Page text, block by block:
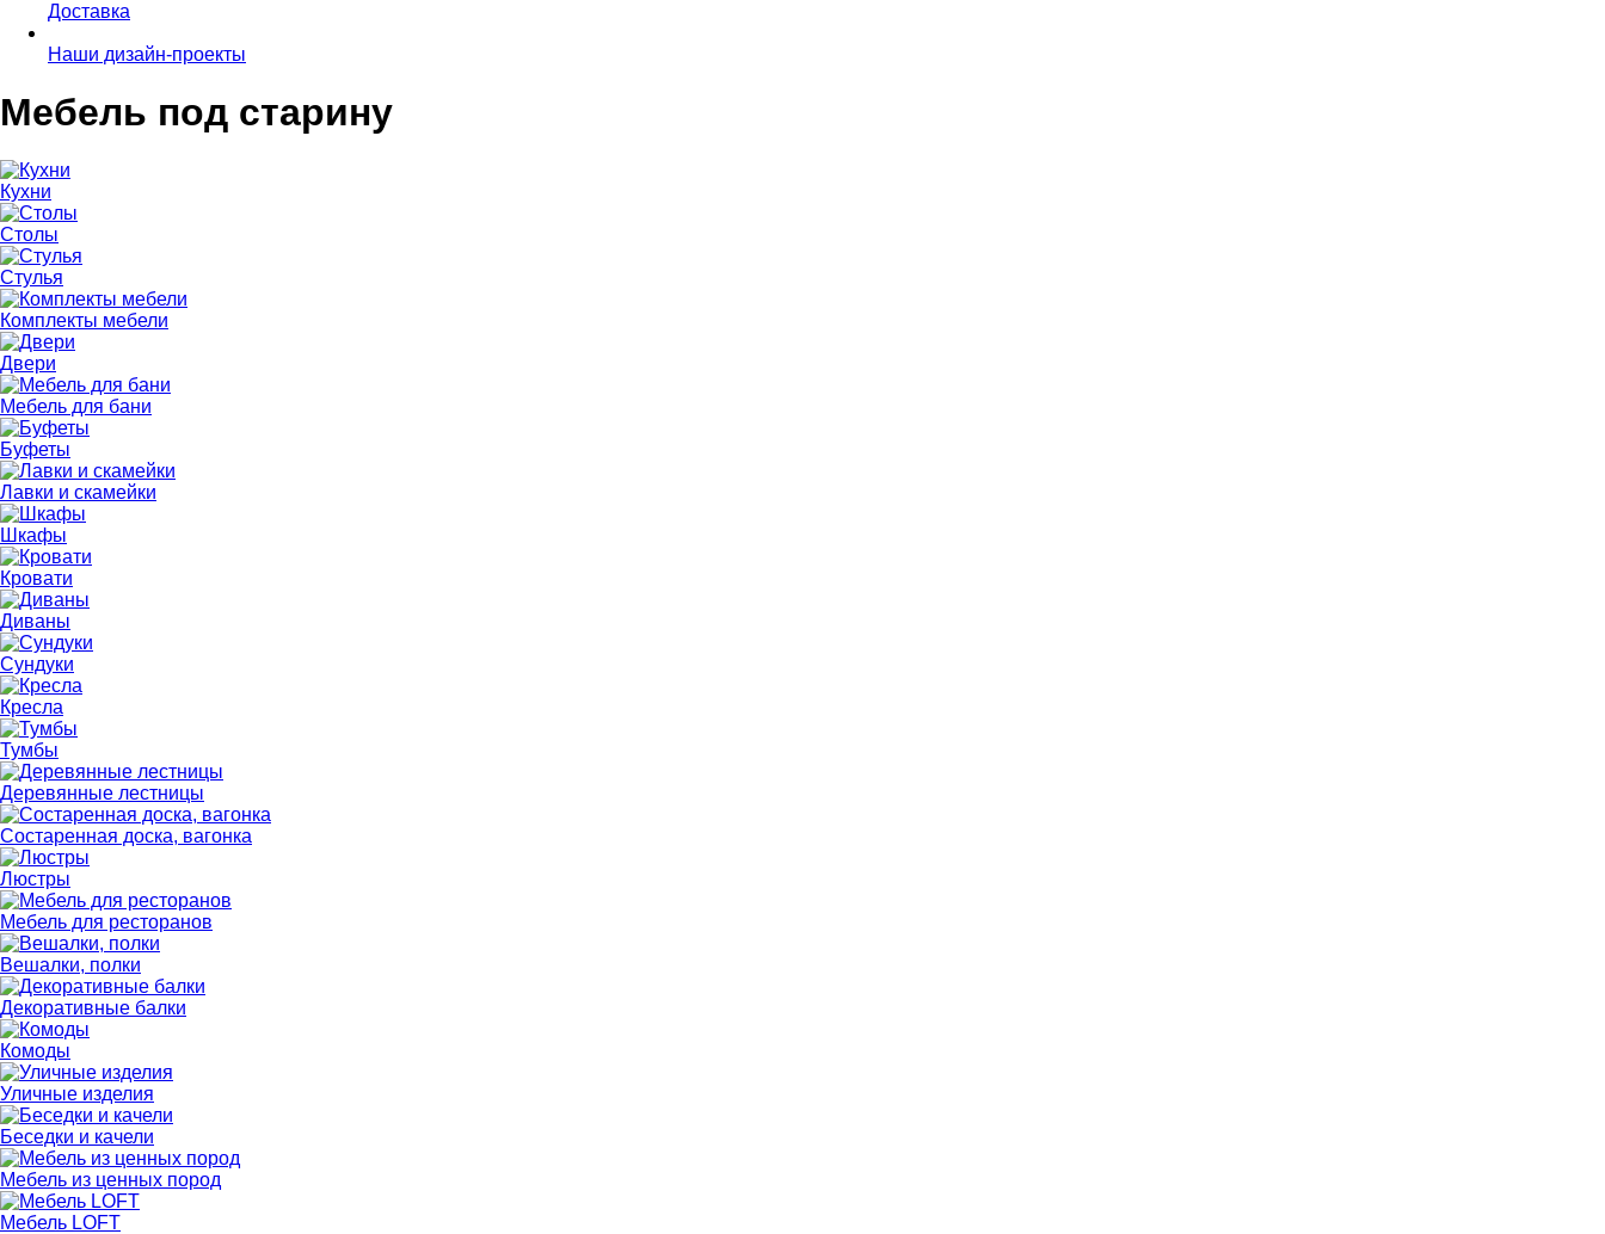
Доставка
Наши дизайн-проекты
Мебель под старину
Кухни
Столы
Стулья
Комплекты мебели
Двери
Мебель для бани
Буфеты
Лавки и скамейки
Шкафы
Кровати
Диваны
Сундуки
Кресла
Тумбы
Деревянные лестницы
Состаренная доска, вагонка
Люстры
Мебель для ресторанов
Вешалки, полки
Декоративные балки
Комоды
Уличные изделия
Беседки и качели
Мебель из ценных пород
Мебель LOFT